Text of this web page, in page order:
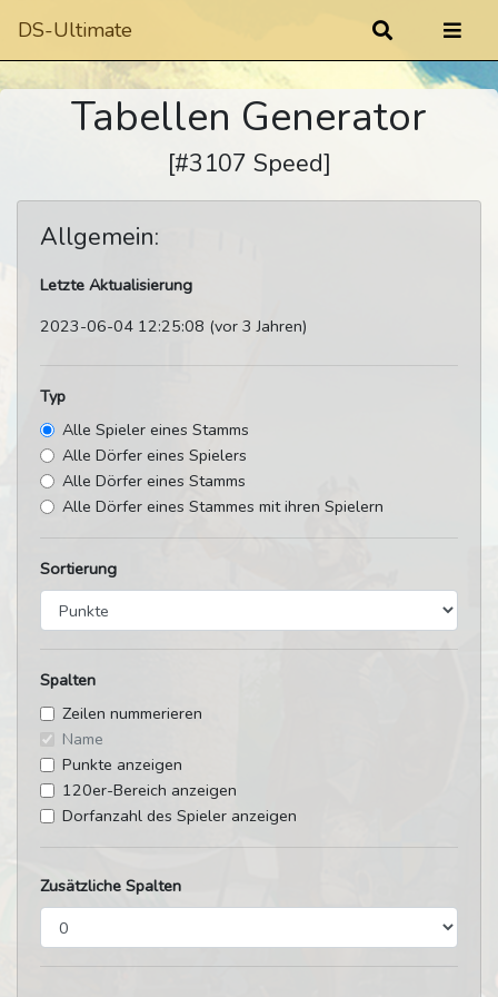
DS-Ultimate
Tabellen Generator
[#3107 Speed]
Allgemein:
Letzte Aktualisierung
2023-06-04 12:25:08 (vor 3 Jahren)
Typ
Alle Spieler eines Stamms
Alle Dörfer eines Spielers
Alle Dörfer eines Stamms
Alle Dörfer eines Stammes mit ihren Spielern
Sortierung
Spalten
Zeilen nummerieren
Name
Punkte anzeigen
120er-Bereich anzeigen
Dorfanzahl des Spieler anzeigen
Zusätzliche Spalten